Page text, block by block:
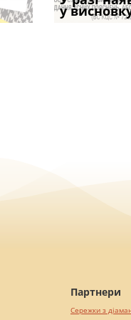
що
підставою: нов
і не втр
у
Партнери
Сережки з